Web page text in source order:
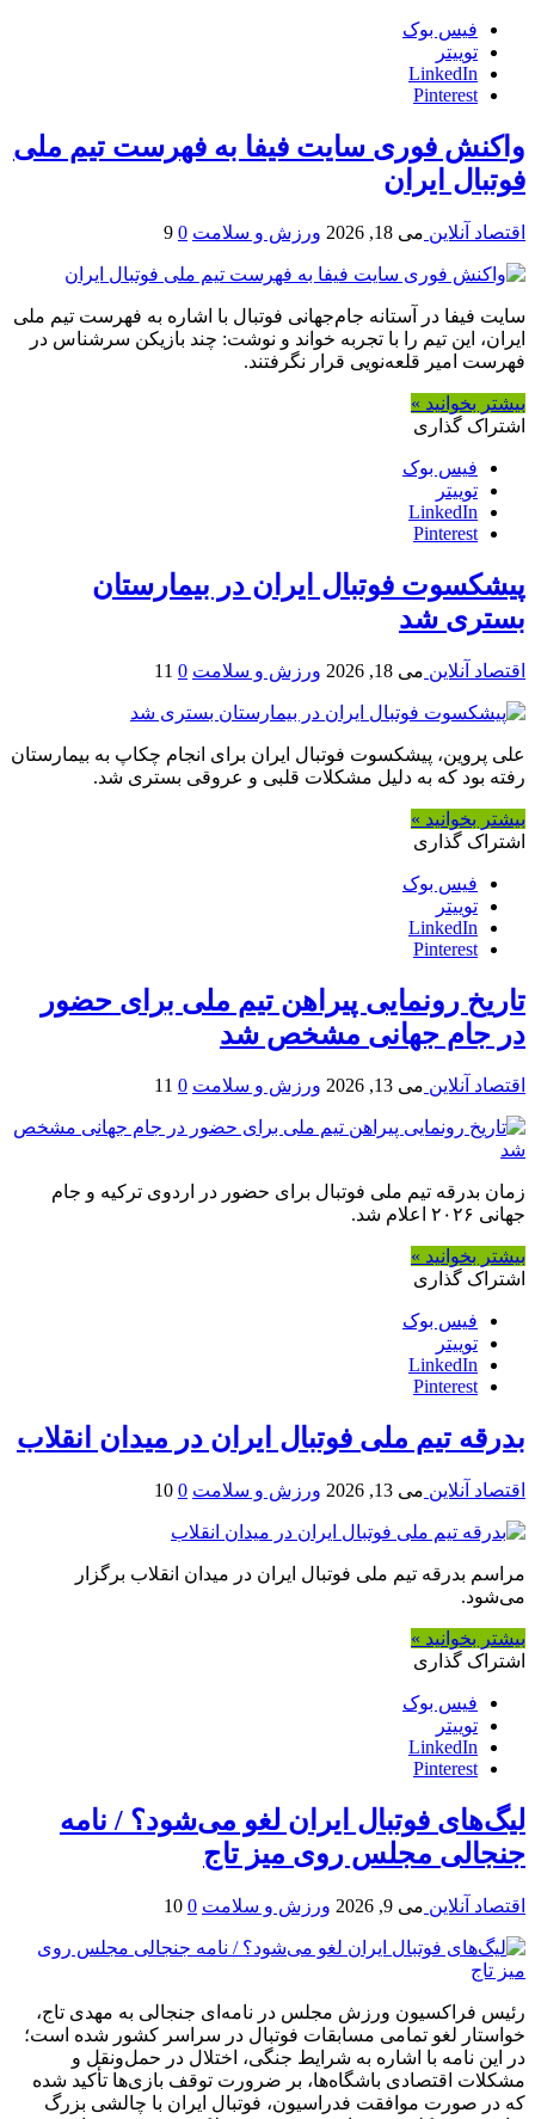
فیس بوک
توییتر
LinkedIn
Pinterest
واکنش فوری سایت فیفا به فهرست تیم ملی
فوتبال ایران
اقتصاد آنلاین می 18, 2026 ورزش و سلامت 0
9
سایت فیفا در آستانه جام‌جهانی فوتبال با اشاره به فهرست تیم ملی
ایران، این تیم را با تجربه خواند و نوشت: چند بازیکن سرشناس در
فهرست امیر قلعه‌نویی قرار نگرفتند.
بیشتر بخوانید »
اشتراک گذاری
فیس بوک
توییتر
LinkedIn
Pinterest
پیشکسوت فوتبال ایران در بیمارستان
بستری شد
اقتصاد آنلاین می 18, 2026 ورزش و سلامت 0
11
علی پروین، پیشکسوت فوتبال ایران برای انجام چکاپ به بیمارستان
رفته بود که به دلیل مشکلات قلبی و عروقی بستری شد.
بیشتر بخوانید »
اشتراک گذاری
فیس بوک
توییتر
LinkedIn
Pinterest
تاریخ رونمایی پیراهن تیم ملی برای حضور
در جام جهانی مشخص شد
اقتصاد آنلاین می 13, 2026 ورزش و سلامت 0
11
زمان بدرقه تیم ملی فوتبال برای حضور در اردوی ترکیه و جام
جهانی ۲۰۲۶ اعلام شد.
بیشتر بخوانید »
اشتراک گذاری
فیس بوک
توییتر
LinkedIn
Pinterest
بدرقه تیم ملی فوتبال ایران در میدان انقلاب
اقتصاد آنلاین می 13, 2026 ورزش و سلامت 0
10
مراسم بدرقه تیم ملی فوتبال ایران در میدان انقلاب برگزار
می‌شود.
بیشتر بخوانید »
اشتراک گذاری
فیس بوک
توییتر
LinkedIn
Pinterest
لیگ‌های فوتبال ایران لغو می‌شود؟ / نامه
جنجالی مجلس روی میز تاج
اقتصاد آنلاین می 9, 2026 ورزش و سلامت 0
10
رئیس فراکسیون ورزش مجلس در نامه‌ای جنجالی به مهدی تاج،
خواستار لغو تمامی مسابقات فوتبال در سراسر کشور شده است؛
در این نامه با اشاره به شرایط جنگی، اختلال در حمل‌ونقل و
مشکلات اقتصادی باشگاه‌ها، بر ضرورت توقف بازی‌ها تأکید شده
که در صورت موافقت فدراسیون، فوتبال ایران با چالشی بزرگ